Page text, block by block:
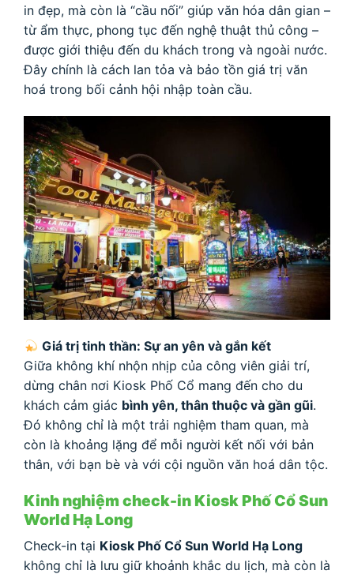
in đẹp, mà còn là “cầu nối” giúp văn hóa dân gian –
từ ẩm thực, phong tục đến nghệ thuật thủ công –
được giới thiệu đến du khách trong và ngoài nước.
Đây chính là cách lan tỏa và bảo tồn giá trị văn
hoá trong bối cảnh hội nhập toàn cầu.
Giá trị tinh thần: Sự an yên và gắn kết
Giữa không khí nhộn nhịp của công viên giải trí,
dừng chân nơi Kiosk Phố Cổ mang đến cho du
khách cảm giác bình yên, thân thuộc và gần gũi.
Đó không chỉ là một trải nghiệm tham quan, mà
còn là khoảng lặng để mỗi người kết nối với bản
thân, với bạn bè và với cội nguồn văn hoá dân tộc.
Kinh nghiệm check-in Kiosk Phố Cổ Sun
World Hạ Long
Check-in tại Kiosk Phố Cổ Sun World Hạ Long
không chỉ là lưu giữ khoảnh khắc du lịch, mà còn là